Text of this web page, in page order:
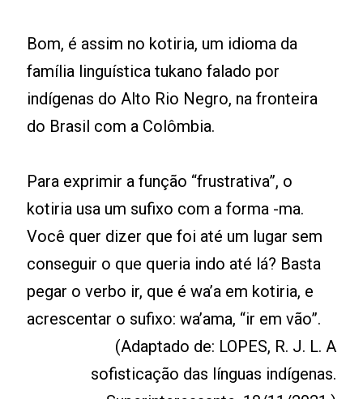
Bom, é assim no kotiria, um idioma da
família linguística tukano falado por
indígenas do Alto Rio Negro, na fronteira
do Brasil com a Colômbia.
Para exprimir a função “frustrativa”, o
kotiria usa um sufixo com a forma -ma.
Você quer dizer que foi até um lugar sem
conseguir o que queria indo até lá? Basta
pegar o verbo ir, que é wa’a em kotiria, e
acrescentar o sufixo: wa’ama, “ir em vão”.
(Adaptado de: LOPES, R. J. L. A
sofisticação das línguas indígenas.